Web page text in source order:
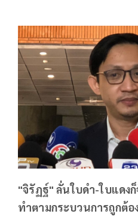
"จิรัฏฐ์" ลั่นใบดำ-ใบแดง
ทำตามกระบวนการถูกต้อ